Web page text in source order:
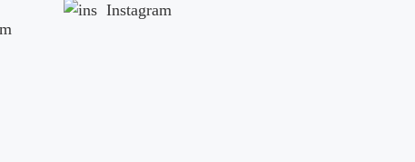
Instagram